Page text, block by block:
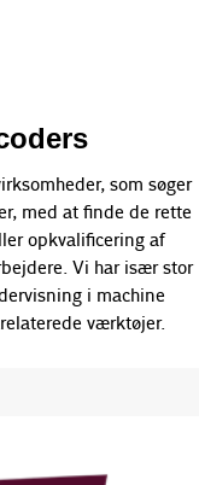
som søger
med at finde de rette
opkvalificering af
Vi har især stor
i machine
værktøjer.